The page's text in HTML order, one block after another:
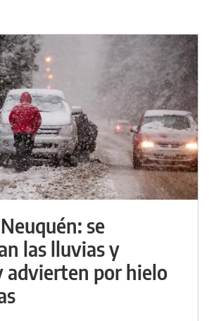
se
las lluvias y
advierten por hielo